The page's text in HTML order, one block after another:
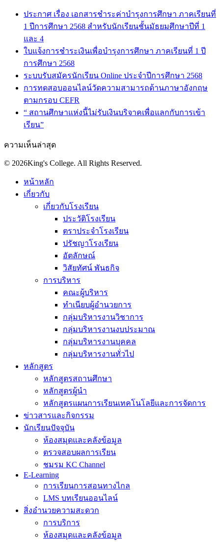
ประกาศ เรื่อง เอกสารชำระค่าบำรุงการศึกษา ภาคเรียนที่
1 ปีการศึกษา 2568 สำหรับนักเรียนชั้นมัธยมศึกษาปีที่ 1
และ 4
ใบแจ้งการชำระเงินเพื่อบำรุงการศึกษา ภาคเรียนที่ 1 ปี
การศึกษา 2568
ระบบรับสมัครนักเรียน Online ประจำปีการศึกษา 2568
การทดสอบออนไลน์วัดความสามารถด้านภาษาอังกฤษ
ตามกรอบ CEFR
“ สถานศึกษาแห่งนี้ไม่รับเงินบริจาคเพื่อแลกกับการเข้า
เรียน”
ความเห็นล่าสุด
© 2026King's College. All Rights Reserved.
หน้าหลัก
เกี่ยวกับ
เกี่ยวกับโรงเรียน
ประวัติโรงเรียน
ตราประจำโรงเรียน
ปรัชญาโรงเรียน
อัตลักษณ์
วิสัยทัศน์ พันธกิจ
การบริหาร
คณะผู้บริหาร
ทำเนียบผู้อำนวยการ
กลุ่มบริหารงานวิชาการ
กลุ่มบริหารงานงบประมาณ
กลุ่มบริหารงานบุคคล
กลุ่มบริหารงานทั่วไป
หลักสูตร
หลักสูตรสถานศึกษา
หลักสูตรผู้นำ
หลักสูตรแผนการเรียนเทคโนโลยีและการจัดการ
ข่าวสารและกิจกรรม
นักเรียนปัจจุบัน
ห้องสมุดและคลังข้อมูล
ตรวจสอบผลการเรียน
ชมรม KC Channel
E-Learning
การเรียนการสอนทางไกล
LMS บทเรียนออนไลน์
สิ่งอำนวยความสะดวก
การบริการ
ห้องสมุดและคลังข้อมูล